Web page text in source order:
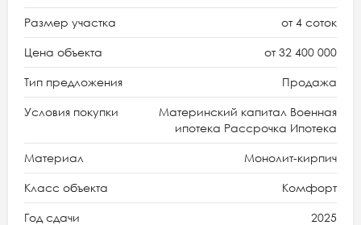
Размер участка от 4 соток
Цена объекта от 32 400 000
Тип предложения Продажа
Условия покупки
Материнский капитал Военная
ипотека Рассрочка Ипотека
Материал Монолит-кирпич
Класс объекта Комфорт
Год сдачи 2025